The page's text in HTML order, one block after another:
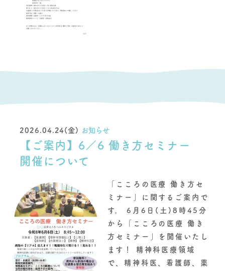
2026.04.24(金) お知らせ
【ご案内】6／6 働き方セミナー
開催について
「こころの医療 働き方セ
ミナー」に関するご案内で
す。 6月6日(土)8時45分
から「こころの医療 働き
方セミナー」を開催いたし
ます！ 精神科医療領域
で、精神科医、看護師、薬